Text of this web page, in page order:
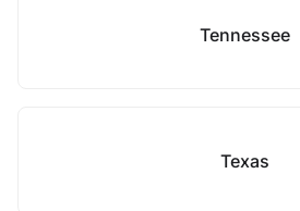
Tennessee
Texas